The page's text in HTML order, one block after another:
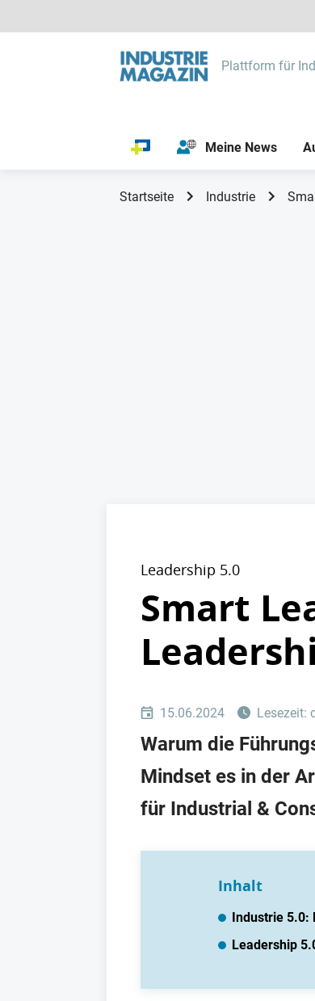
Plattform für
Meine News
Startseite Industrie
Leadership 5.0
Smart
15.06.2024 Lesezeit:
Warum die
Mindset es in der
für Industrial &
Inhalt
Industrie 5.0:
Leadership